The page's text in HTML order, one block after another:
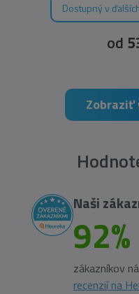
Dostupný v
od
Zobraziť
Naši
92%
zákazníkov
recenzií na